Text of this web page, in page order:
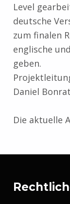
Level
deutsche
zum finalen
englische
geben.
Daniel
Die aktuelle